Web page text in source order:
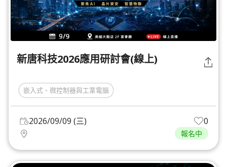
新唐科技2026應用研討會(線上)
嵌入式、微控制器與工業電腦
2026/09/09 (三) 0
報名中